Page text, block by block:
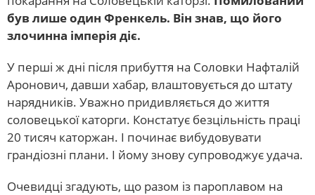
був лише один Френкель. Він знав, що його
злочинна імперія діє.
У перші ж дні після прибуття на Соловки Нафталій
Аронович, давши хабар, влаштовується до штату
нарядників. Уважно придивляється до життя
соловецької каторги. Констатує безцільність праці
20 тисяч каторжан. І починає вибудовувати
грандіозні плани. І йому знову супроводжує удача.
Очевидці згадують, що разом із пароплавом на